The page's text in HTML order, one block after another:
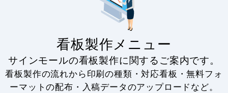
看板製作メニュー
サインモールの看板製作に関するご案内です。
看板製作の流れから印刷の種類・対応看板・無料フォ
ーマットの配布・入稿データのアップロードなど。